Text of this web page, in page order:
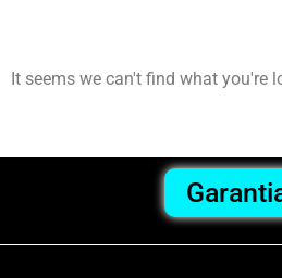
It seems we can't find what you're